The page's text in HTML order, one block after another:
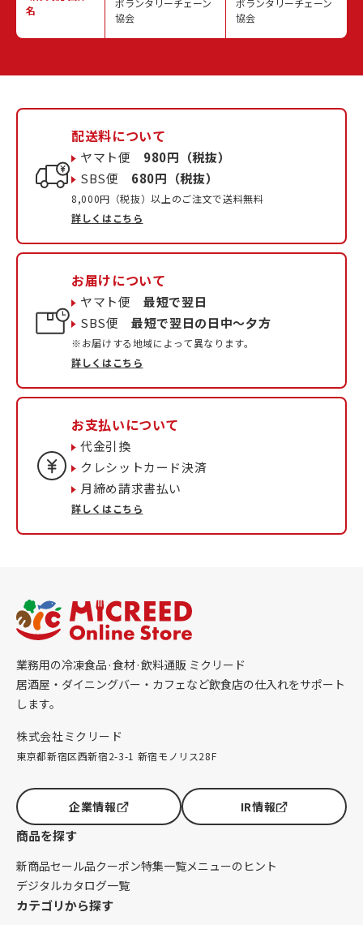
名
協会
協会
配送料について
ヤマト便 980円（税抜）
SBS便 680円（税抜）
8,000円（税抜）以上のご注文で送料無料
詳しくはこちら
お届けについて
ヤマト便最短で翌日
SBS便最短で翌日の日中〜夕方
※お届けする地域によって異なります。
詳しくはこちら
お支払いについて
代金引換
クレシットカード決済
月締め請求書払い
詳しくはこちら
業務用の冷凍食品·食材·飲料通販 ミクリード
居酒屋・ダイニングバー・カフェなど飲食店の仕入れをサポート
します。
株式会社ミクリード
東京都新宿区西新宿2-3-1 新宿モノリス28F
企業情報 IR情報
商品を探す
新商品セール品クーポン特集一覧メニューのヒント
デジタルカタログ一覧
カテゴリから探す